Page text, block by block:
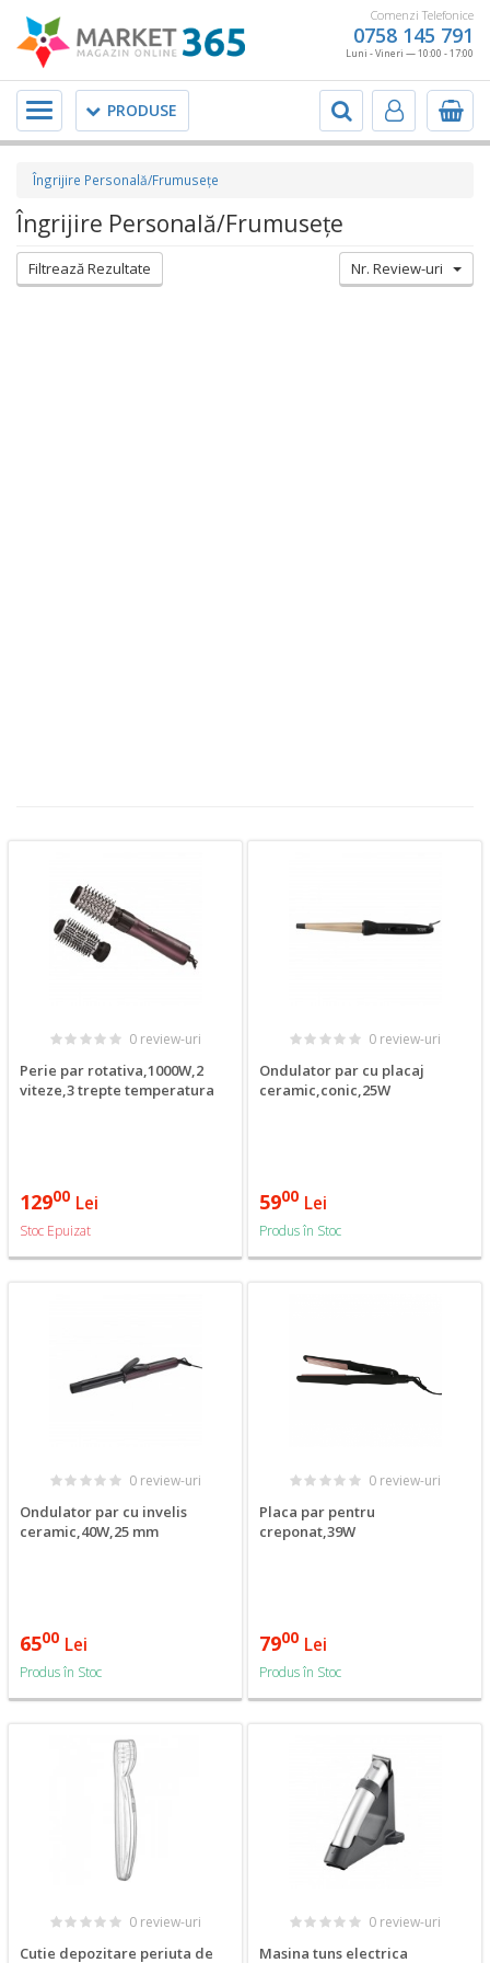
Comenzi Telefonice
0758 145 791
Luni - Vineri — 10:00 - 17:00
PRODUSE
Meniu
Îngrijire Personală/Frumuseţe
Îngrijire Personală/Frumuseţe
Nr. Review-uri
Filtrează Rezultate
0 review-uri
Perie par rotativa,1000W,2
viteze,3 trepte temperatura
12900 Lei
Stoc Epuizat
0 review-uri
Ondulator par cu placaj
ceramic,conic,25W
5900 Lei
Produs în Stoc
0 review-uri
Ondulator par cu invelis
ceramic,40W,25 mm
6500 Lei
Produs în Stoc
0 review-uri
Placa par pentru
creponat,39W
7900 Lei
Produs în Stoc
0 review-uri
Cutie depozitare periuta de
0 review-uri
Masina tuns electrica